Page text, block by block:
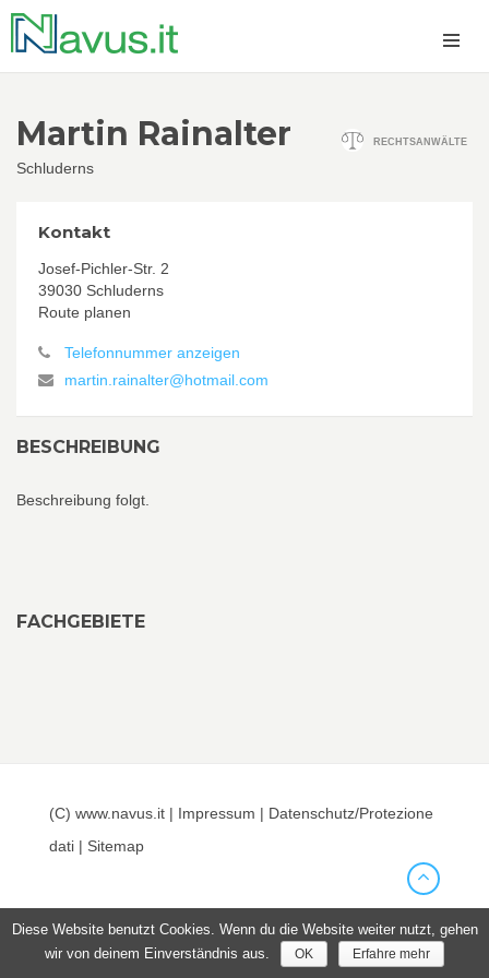
Martin Rainalter
Schluderns
RECHTSANWÄLTE
Kontakt
Josef-Pichler-Str. 2
39030 Schluderns
Route planen
Telefonnummer anzeigen
martin.rainalter@hotmail.com
BESCHREIBUNG
Beschreibung folgt.
FACHGEBIETE
(C) www.navus.it | Impressum | Datenschutz/Protezione
dati | Sitemap
Diese Website benutzt Cookies. Wenn du die Website weiter nutzt, gehen
wir von deinem Einverständnis aus.
OK Erfahre mehr